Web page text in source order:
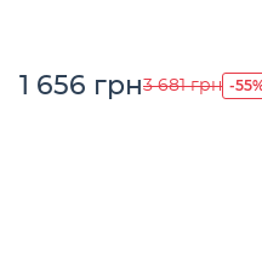
1 656 грн3 681 грн -